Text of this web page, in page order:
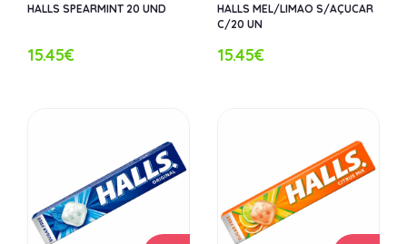
HALLS SPEARMINT 20 UND
15.45€
HALLS MEL/LIMAO S/AÇUCAR
C/20 UN
15.45€